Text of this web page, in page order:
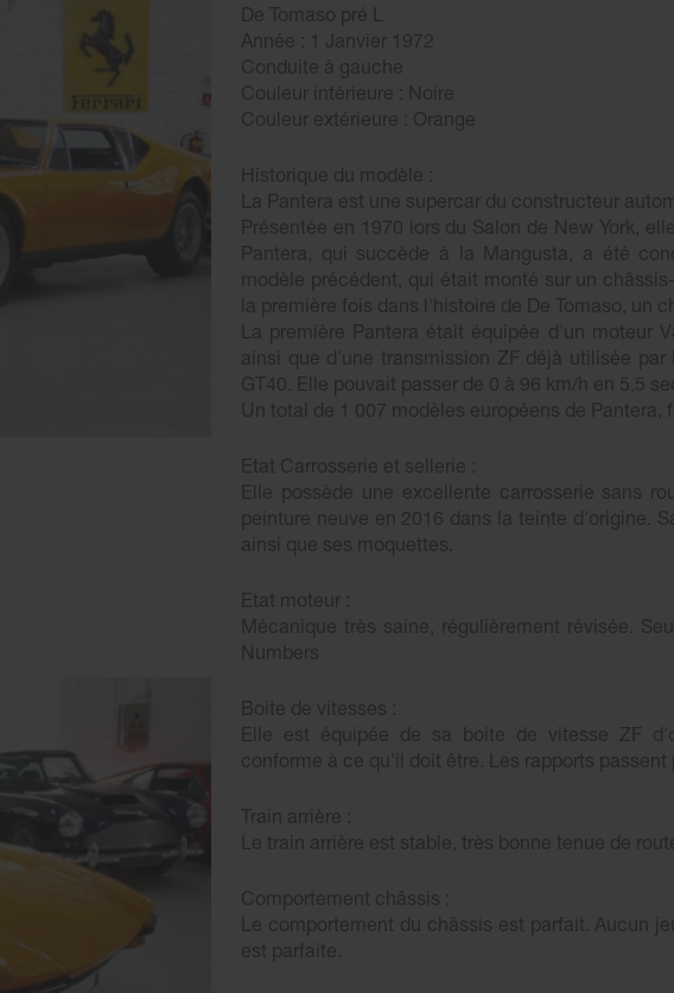
De Tomaso pré L
Année : 1 Janvier 1972
Conduite à gauche
Couleur intérieure : Noire
Couleur extérieure : Orange
Historique du modèle :
La Pantera est une supercar du constructeur
Présentée en 1970 lors du Salon de New York,
Pantera, qui succède à la Mangusta, a été
modèle précédent, qui était monté sur un
la première fois dans l'histoire de De Tomaso, un
La première Pantera était équipée d'un moteur
ainsi que d'une transmission ZF déjà utilisée
GT40. Elle pouvait passer de 0 à 96 km/h en 5,5
Un total de 1 007 modèles européens de Pantera,
Etat Carrosserie et sellerie :
Elle possède une excellente carrosserie sans
peinture neuve en 2016 dans la teinte d'origine.
ainsi que ses moquettes.
Etat moteur :
Mécanique très saine, régulièrement révisée.
Numbers
Boite de vitesses :
Elle est équipée de sa boite de vitesse ZF
conforme à ce qu'il doit être. Les rapports passent
Train arrière :
Le train arrière est stable, très bonne tenue de
Comportement châssis :
Le comportement du châssis est parfait. Aucun
est parfaite.